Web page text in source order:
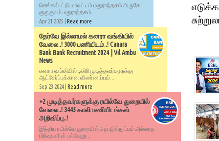
செங்கல்பட்டு மாவட்டம் மதுராந்தகம் அருகே
குருகுலம் மதுராந்தகம்...
Apr 21 2025 | Read more
தேர்வே இல்லாமல் கனரா வங்கியில்
வேலை..! 3000 பணியிடம்..! Canara
Bank Bank Recruitment 2024 | Vil Ambu
News
கனரா வங்கியில் டிகிரி முடித்தவர்களுக்கு
ஆட்சேர்ப்புக்கான விண்ணப்பம்...
Sep 23 2024 | Read more
+2 முடித்தவர்களுக்கு ரயில்வே துறையில்
வேலை..! 3445 காலி பணியிடங்கள்
அறிவிப்பு..!
இந்திய ரயில்வே துறையில் தொழில்நுட்பம் அல்லாத
பிரிவுகளின் பல்வேறு...